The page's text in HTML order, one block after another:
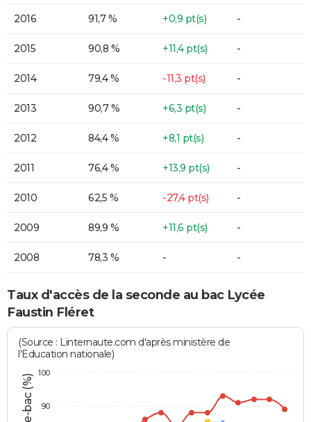
2016 91,7 % +0,9 pt(s) -
2015 90,8 % +11,4 pt(s) -
2014 79,4 % -11,3 pt(s) -
2013 90,7 % +6,3 pt(s) -
2012 84,4 % +8,1 pt(s) -
2011 76,4 % +13,9 pt(s) -
2010 62,5 % -27,4 pt(s) -
2009 89,9 % +11,6 pt(s) -
2008 78,3 % - -
Taux d'accès de la seconde au bac Lycée
Faustin Fléret
(Source : Linternaute.com d'après ministère de
l'Education nationale)
90
100